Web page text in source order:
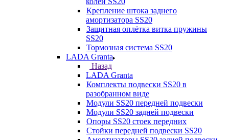
Крепление штока заднего
амортизатора SS20
Защитная оплётка витка пружины
SS20
Тормозная система SS20
LADA Granta
Назад
LADA Granta
Комплекты подвески SS20 в
разобранном виде
Модули SS20 передней подвески
Модули SS20 задней подвески
Опоры SS20 стоек передних
Стойки передней подвески SS20